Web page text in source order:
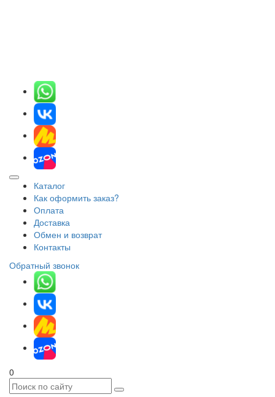
Каталог
Как оформить заказ?
Оплата
Доставка
Обмен и возврат
Контакты
Обратный звонок
0